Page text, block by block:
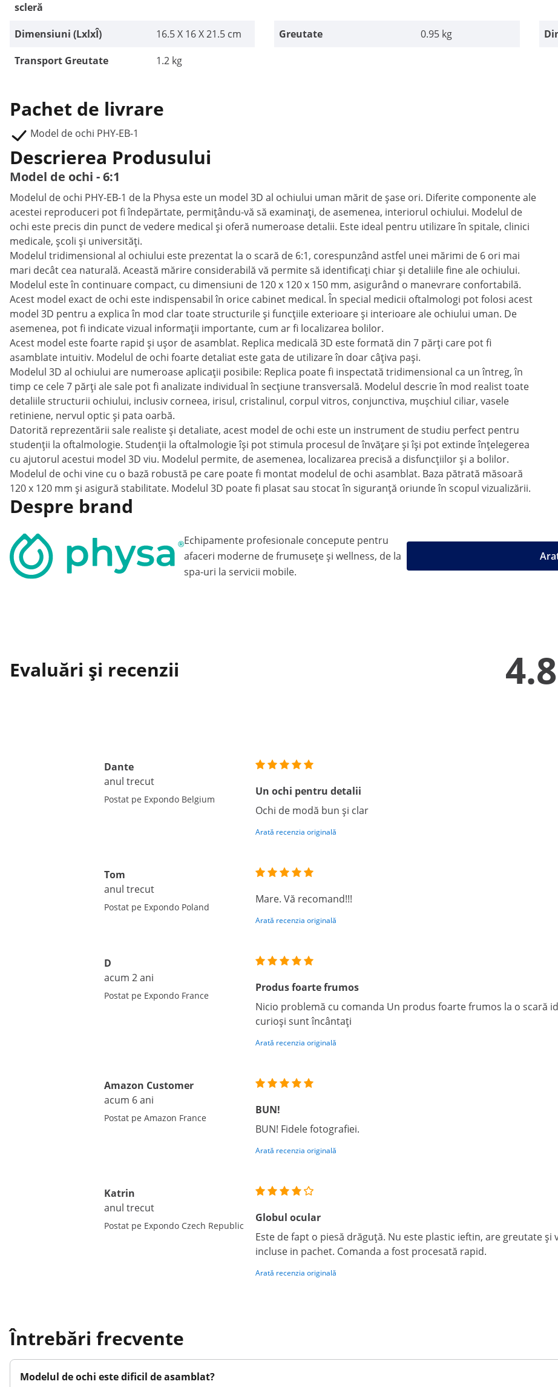
scleră
Dimensiuni (LxlxÎ) 16.5 X 16 X 21.5 cm Greutate 0.95 kg
Transport Greutate
1.2 kg
Pachet de livrare
Model de ochi PHY-EB-1
Descrierea Produsului
Model de ochi - 6:1
Modelul de ochi PHY-EB-1 de la Physa este un model 3D al ochiului uman mărit de șase ori. Diferite componente ale
acestei reproduceri pot fi îndepărtate, permițându-vă să examinați, de asemenea, interiorul ochiului. Modelul de
ochi este precis din punct de vedere medical și oferă numeroase detalii. Este ideal pentru utilizare în spitale, clinici
medicale, școli și universități.
Modelul tridimensional al ochiului este prezentat la o scară de 6:1, corespunzând astfel unei mărimi de 6 ori mai
mari decât cea naturală. Această mărire considerabilă vă permite să identificați chiar și detaliile fine ale ochiului.
Modelul este în continuare compact, cu dimensiuni de 120 x 120 x 150 mm, asigurând o manevrare confortabilă.
Acest model exact de ochi este indispensabil în orice cabinet medical. În special medicii oftalmologi pot folosi acest
model 3D pentru a explica în mod clar toate structurile și funcțiile exterioare și interioare ale ochiului uman. De
asemenea, pot fi indicate vizual informații importante, cum ar fi localizarea bolilor.
Acest model este foarte rapid și ușor de asamblat. Replica medicală 3D este formată din 7 părți care pot fi
asamblate intuitiv. Modelul de ochi foarte detaliat este gata de utilizare în doar câțiva pași.
Modelul 3D al ochiului are numeroase aplicații posibile: Replica poate fi inspectată tridimensional ca un întreg, în
timp ce cele 7 părți ale sale pot fi analizate individual în secțiune transversală. Modelul descrie în mod realist toate
detaliile structurii ochiului, inclusiv corneea, irisul, cristalinul, corpul vitros, conjunctiva, mușchiul ciliar, vasele
retiniene, nervul optic și pata oarbă.
Datorită reprezentării sale realiste și detaliate, acest model de ochi este un instrument de studiu perfect pentru
studenții la oftalmologie. Studenții la oftalmologie își pot stimula procesul de învățare și își pot extinde înțelegerea
cu ajutorul acestui model 3D viu. Modelul permite, de asemenea, localizarea precisă a disfuncțiilor și a bolilor.
Modelul de ochi vine cu o bază robustă pe care poate fi montat modelul de ochi asamblat. Baza pătrată măsoară
120 x 120 mm și asigură stabilitate. Modelul 3D poate fi plasat sau stocat în siguranță oriunde în scopul vizualizării.
Despre brand
Echipamente profesionale concepute pentru
afaceri moderne de frumusețe și wellness, de la
spa-uri la servicii mobile.
Evaluări și recenzii 4.8
Dante
anul trecut
Postat pe Expondo Belgium
Un ochi pentru detalii
Ochi de modă bun și clar
Arată recenzia originală
Tom
anul trecut
Postat pe Expondo Poland
Mare. Vă recomand!!!
Arată recenzia originală
D
acum 2 ani
Postat pe Expondo France
Produs foarte frumos
Nicio problemă cu comanda Un produs foarte frumos la o scară
curioși sunt încântați
Arată recenzia originală
Amazon Customer
acum 6 ani
Postat pe Amazon France
BUN!
BUN! Fidele fotografiei.
Arată recenzia originală
Katrin
anul trecut
Postat pe Expondo Czech Republic
Globul ocular
Este de fapt o piesă drăguță. Nu este plastic ieftin, are greutate și
incluse in pachet. Comanda a fost procesată rapid.
Arată recenzia originală
Întrebări frecvente
Modelul de ochi este dificil de asamblat?